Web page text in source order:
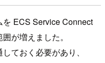
ECS Service Connect
が増えました。
ておく必要があり、